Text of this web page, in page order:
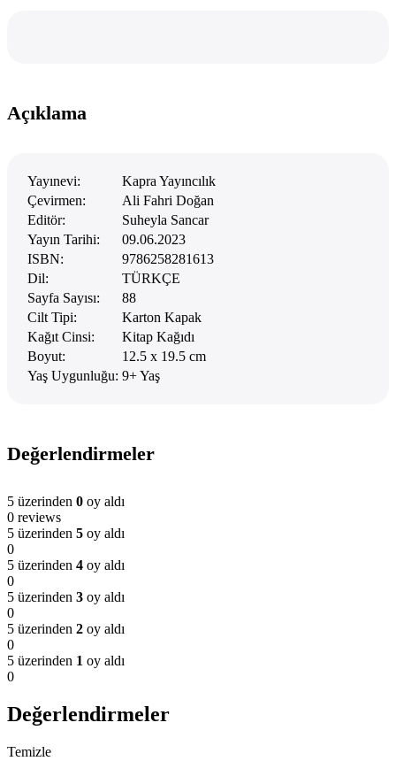
Açıklama
Yayınevi:
Kapra Yayıncılık
Çevirmen:
Ali Fahri Doğan
Editör:
Suheyla Sancar
Yayın Tarihi:
09.06.2023
ISBN:
9786258281613
Dil:
TÜRKÇE
Sayfa Sayısı:
88
Cilt Tipi:
Karton Kapak
Kağıt Cinsi:
Kitap Kağıdı
Boyut:
12.5 x 19.5 cm
Yaş Uygunluğu: 9+ Yaş
Değerlendirmeler
5 üzerinden 0 oy aldı
0 reviews
5 üzerinden 5 oy aldı
0
5 üzerinden 4 oy aldı
0
5 üzerinden 3 oy aldı
0
5 üzerinden 2 oy aldı
0
5 üzerinden 1 oy aldı
0
Değerlendirmeler
Temizle